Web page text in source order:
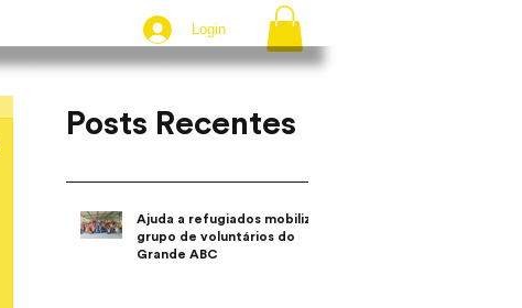
Login
Posts Recentes
Ajuda a refugiados mobiliza
grupo de voluntários do
Grande ABC